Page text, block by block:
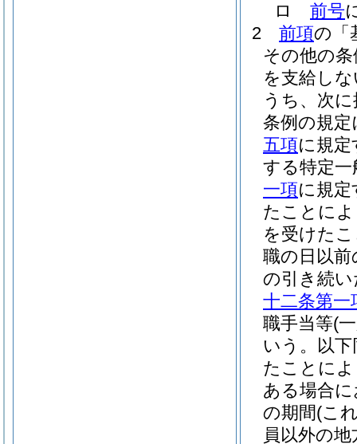
ロ
前号
2
前項の「
その他の
を支給し
うち、次
条例の規
五項に規
する特定一
一項に規
たことに
を受けた
職の日以
の引き続
十二条第一
職手当等(
いう。以下
たことに
ある場合
の期間(こ
員以外の